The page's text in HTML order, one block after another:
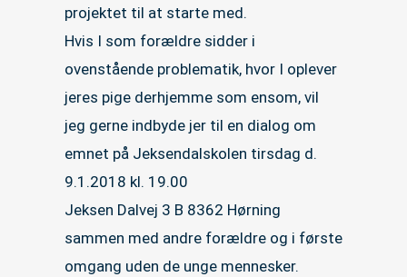
projektet til at starte med.
Hvis I som forældre sidder i
ovenstående problematik, hvor I oplever
jeres pige derhjemme som ensom, vil
jeg gerne indbyde jer til en dialog om
emnet på Jeksendalskolen tirsdag d.
9.1.2018 kl. 19.00
Jeksen Dalvej 3 B 8362 Hørning
sammen med andre forældre og i første
omgang uden de unge mennesker.